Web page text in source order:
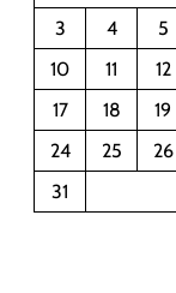
3
4 5
10
11 12
17
18 19
24
25 26
31